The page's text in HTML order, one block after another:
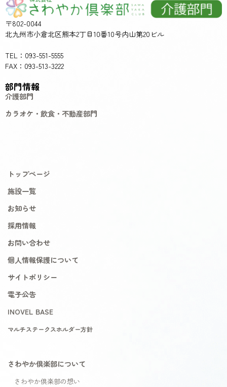
〒802-0044
北九州市小倉北区熊本2丁目10番10号内山第20ビル
TEL：093-551-5555
FAX：093-513-3222
部門情報
介護部門
カラオケ・飲食・不動産部門
トップページ
施設一覧
お知らせ
採用情報
お問い合わせ
個人情報保護について
サイトポリシー
電子公告
INOVEL BASE
マルチステークスホルダー方針
さわやか倶楽部について
さわやか倶楽部の想い